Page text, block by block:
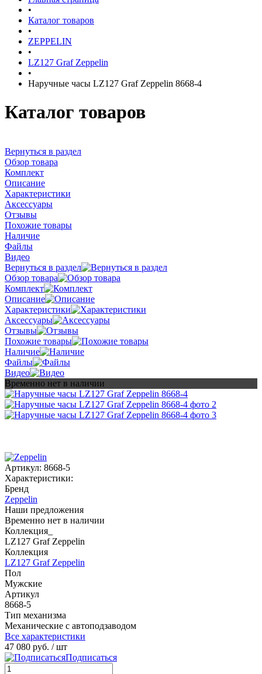
•
Каталог товаров
•
ZEPPELIN
•
LZ127 Graf Zeppelin
•
Наручные часы LZ127 Graf Zeppelin 8668-4
Каталог товаров
Вернуться в раздел
Обзор товара
Комплект
Описание
Характеристики
Аксессуары
Отзывы
Похожие товары
Наличие
Файлы
Видео
Вернуться в раздел
Обзор товара
Комплект
Описание
Характеристики
Аксессуары
Отзывы
Похожие товары
Наличие
Файлы
Видео
Временно нет в наличии
Артикул: 8668-5
Характеристики:
Бренд
Zeppelin
Наши предложения
Временно нет в наличии
Коллекция_
LZ127 Graf Zeppelin
Коллекция
LZ127 Graf Zeppelin
Пол
Мужские
Артикул
8668-5
Тип механизма
Механические с автоподзаводом
Все характеристики
47 080 руб. / шт
Подписаться